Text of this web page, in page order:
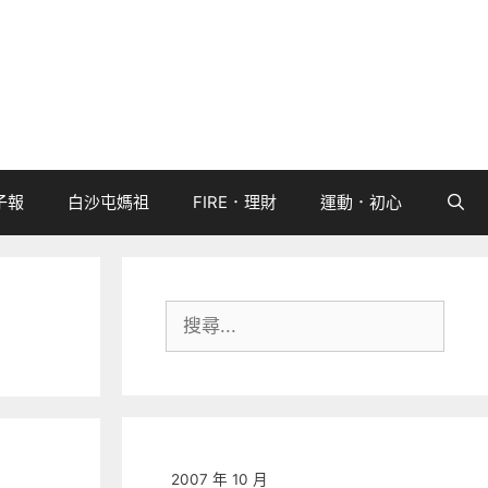
報 白沙屯媽祖 FIRE．理財 運動．初心
尋:
2007 年 10 月